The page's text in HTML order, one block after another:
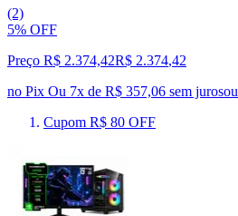
(2)
5% OFF
Preço R$ 2.374,42R$ 2.374,42
no Pix Ou 7x de R$ 357,06 sem jurosou
Cupom R$ 80 OFF